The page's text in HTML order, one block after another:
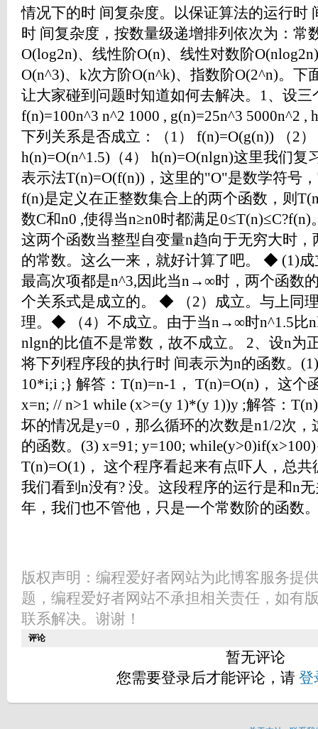
情况下的时 间复杂度。以保证算法的运行时
时 间复杂度，按数量级递增排列依次为：常
O(log2n)、线性阶O(n)、线性对数阶
O(n^3)、k次方阶O(n^k)、指数阶O(2^n)。下
让大家碰到问题时知道如何去解决。1、设三
f(n)=100n^3 n^2 1000 , g(n)=25n^3 5000n^2 ,
下列关系是否成立：（1） f(n)=O(g(n)) （2
h(n)=O(n^1.5)（4） h(n)=O(nlgn)这里我们复
表示法T(n)=O(f(n))，这里的"O"是数学符号
f(n)是定义在正整数集合上的两个函数，则
数C和n0 ,使得当n≥n0时都满足
这两个函数当整型自变量n趋向于无穷大时
的常数。这么一来，就好计算了吧。 ◆ (1)
最高次项都是n^3,因此当n→∞时，两个函数
个关系式是成立的。 ◆ （2）成立。与上同
理。◆ （4）不成立。由于当n→∞时n^1.5比
nlgn的比值不是常数，故不成立。 2、设n为
将下列程序段的执行时 间表示为n的函数。
10*i;i ;} 解答：T(n)=n-1， T(n)=O(n)， 这个
x=n; // n>1 while (x>=(y 1)*(y 1))y ;解答：
坏的情况是y=0，那么循环的次数是n1/2次
的函数。(3) x=91; y=100;
T(n)=O(1)， 这个程序看起来有点吓人，总
我们看到n没有? 没。这段程序的运行是和n
年，我们也不管他，只是一个常数阶的函数
版权声明：编程爱好者网站为此博客服务提
题，编程爱好者网站不承担相关责任，如有
联系解决。谢谢！
评论
暂无评论
您需要登录后才能评论，请 登